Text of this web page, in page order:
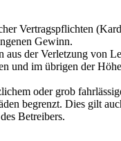
Vertragspflichten
Gewinn.
der Verletzung von
und im übrigen der
oder grob
begrenzt. Dies gilt
Betreibers.